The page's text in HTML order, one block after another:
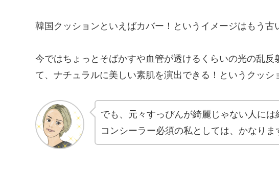
韓国クッションといえばカバー！というイメージはもう古
今ではちょっとそばかすや血管が透けるくらいの光の乱
て、ナチュラルに美しい素肌を演出できる！というクッシ
でも、元々すっぴんが綺麗じゃない人には
コンシーラー必須の私としては、かなりま